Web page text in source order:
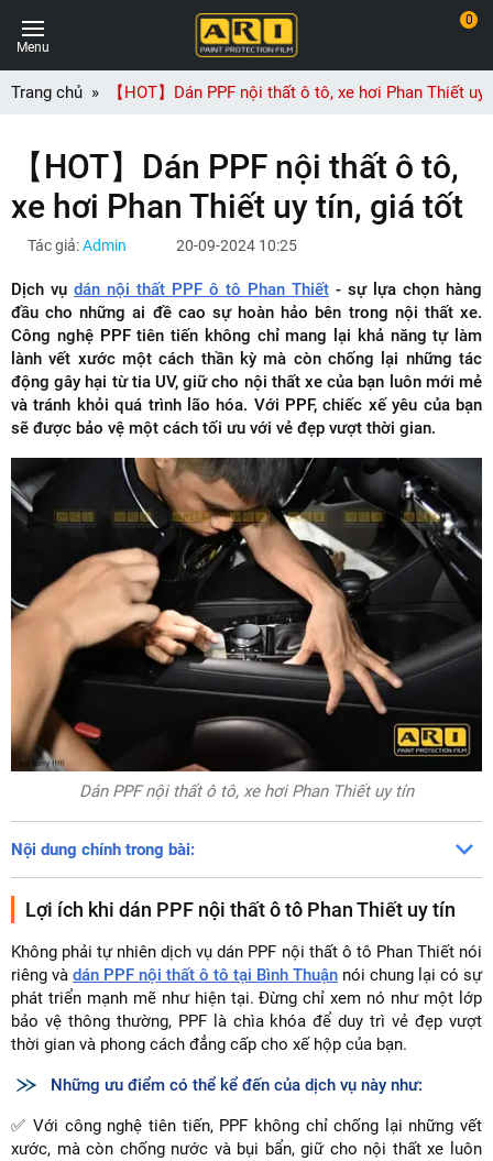
Menu
0
Trang chủ 【HOT】Dán PPF nội thất ô tô, xe hơi Phan Thiết
【HOT】Dán PPF nội thất ô tô,
xe hơi Phan Thiết uy tín, giá tốt
Tác giả:Admin 20-09-2024 10:25
Dịch vụ dán nội thất PPF ô tô Phan Thiết - sự lựa chọn hàng
đầu cho những ai đề cao sự hoàn hảo bên trong nội thất xe.
Công nghệ PPF tiên tiến không chỉ mang lại khả năng tự làm
lành vết xước một cách thần kỳ mà còn chống lại những tác
động gây hại từ tia UV, giữ cho nội thất xe của bạn luôn mới mẻ
và tránh khỏi quá trình lão hóa. Với PPF, chiếc xế yêu của bạn
sẽ được bảo vệ một cách tối ưu với vẻ đẹp vượt thời gian.
Dán PPF nội thất ô tô, xe hơi Phan Thiết uy tín
Nội dung chính trong bài:
Lợi ích khi dán PPF nội thất ô tô Phan Thiết uy tín
Không phải tự nhiên dịch vụ dán PPF nội thất ô tô Phan Thiết nói
riêng và dán PPF nội thất ô tô tại Bình Thuận nói chung lại có sự
phát triển mạnh mẽ như hiện tại. Đừng chỉ xem nó như một lớp
bảo vệ thông thường, PPF là chìa khóa để duy trì vẻ đẹp vượt
thời gian và phong cách đẳng cấp cho xế hộp của bạn.
Những ưu điểm có thể kể đến của dịch vụ này như:
✅ Với công nghệ tiên tiến, PPF không chỉ chống lại những vết
xước, mà còn chống nước và bụi bẩn, giữ cho nội thất xe luôn